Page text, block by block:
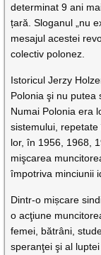
determinat 9 ani
țară. Sloganul „nu
mesajul acestei
colectiv polonez.
Istoricul Jerzy
Polonia şi nu putea
Numai Polonia era
sistemului,
lor, în 1956, 1968,
mişcarea
împotriva minciunii
Dintr-o mișcare
o acţiune
femei, bătrâni,
speranţei şi al